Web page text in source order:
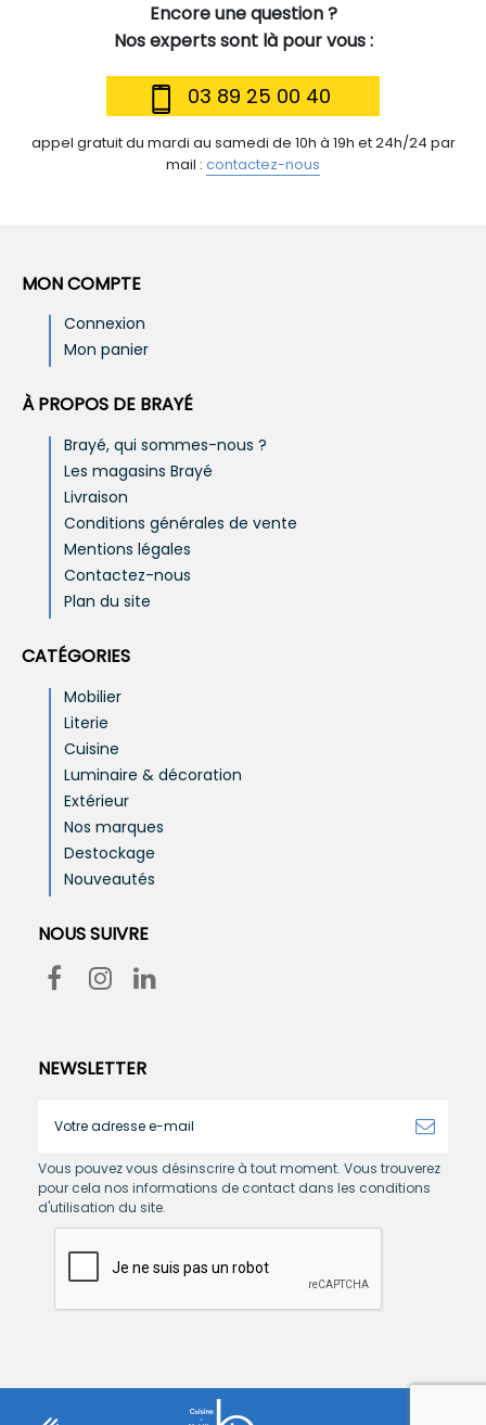
Encore une question ?
Nos experts sont là pour vous :
03 89 25 00 40
appel gratuit du mardi au samedi de 10h à 19h et 24h/24 par
mail : contactez-nous
MON COMPTE
Connexion
Mon panier
À PROPOS DE BRAYÉ
Brayé, qui sommes-nous ?
Les magasins Brayé
Livraison
Conditions générales de vente
Mentions légales
Contactez-nous
Plan du site
CATÉGORIES
Mobilier
Literie
Cuisine
Luminaire & décoration
Extérieur
Nos marques
Destockage
Nouveautés
NOUS SUIVRE
NEWSLETTER
Vous pouvez vous désinscrire à tout moment. Vous trouverez
pour cela nos informations de contact dans les conditions
d'utilisation du site.